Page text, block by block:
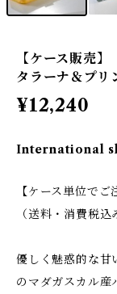
【ケース販売
タラーナ＆プリ
¥12,240
International
【ケース単位で
（送料・消費税込
優しく魅惑的な甘
のマダガスカル産